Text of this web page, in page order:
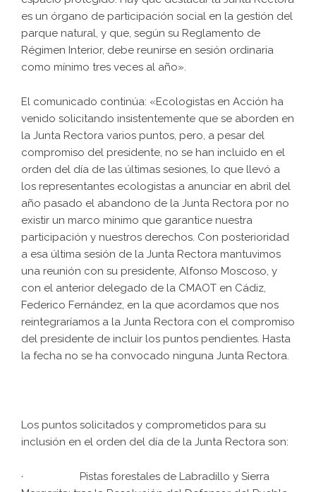
es un órgano de participación social en la gestión del
parque natural, y que, según su Reglamento de
Régimen Interior, debe reunirse en sesión ordinaria
como mínimo tres veces al año».
El comunicado continúa: «Ecologistas en Acción ha
venido solicitando insistentemente que se aborden en
la Junta Rectora varios puntos, pero, a pesar del
compromiso del presidente, no se han incluido en el
orden del día de las últimas sesiones, lo que llevó a
los representantes ecologistas a anunciar en abril del
año pasado el abandono de la Junta Rectora por no
existir un marco mínimo que garantice nuestra
participación y nuestros derechos. Con posterioridad
a esa última sesión de la Junta Rectora mantuvimos
una reunión con su presidente, Alfonso Moscoso, y
con el anterior delegado de la CMAOT en Cádiz,
Federico Fernández, en la que acordamos que nos
reintegraríamos a la Junta Rectora con el compromiso
del presidente de incluir los puntos pendientes. Hasta
la fecha no se ha convocado ninguna Junta Rectora.
Los puntos solicitados y comprometidos para su
inclusión en el orden del día de la Junta Rectora son:
· Pistas forestales de Labradillo y Sierra